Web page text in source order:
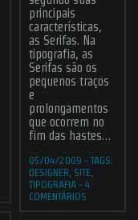
principais
características,
as Serifas. Na
tipografia, as
Serifas são os
pequenos traços
e
prolongamentos
que ocorrem no
fim das hastes…
05/04/2009 -TAGS:
DESIGNER SITE
TIPOGRAFIA -4
COMENTÁRIOS
CONTACT ME